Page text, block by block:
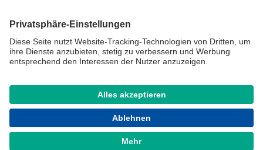
Folgen Sie uns:
Shop für Handel, Gewerbe und Behörden – kein
Verkauf an private Verbraucher. Alle Preise zzgl.